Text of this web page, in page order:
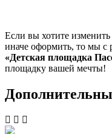
Если вы хотите
иначе оформить, то мы с
«Детская площадка
площадку вашей мечты!